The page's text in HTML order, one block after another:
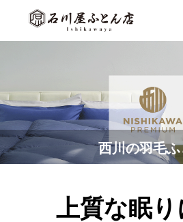
西川の羽毛
上質な眠り